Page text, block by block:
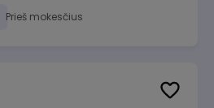
Prieš mokesčius